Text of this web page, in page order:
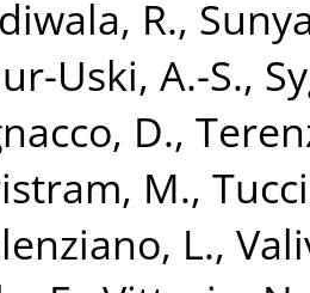
R.,
Uski, A.-S.,
D.,
M.,
L.,